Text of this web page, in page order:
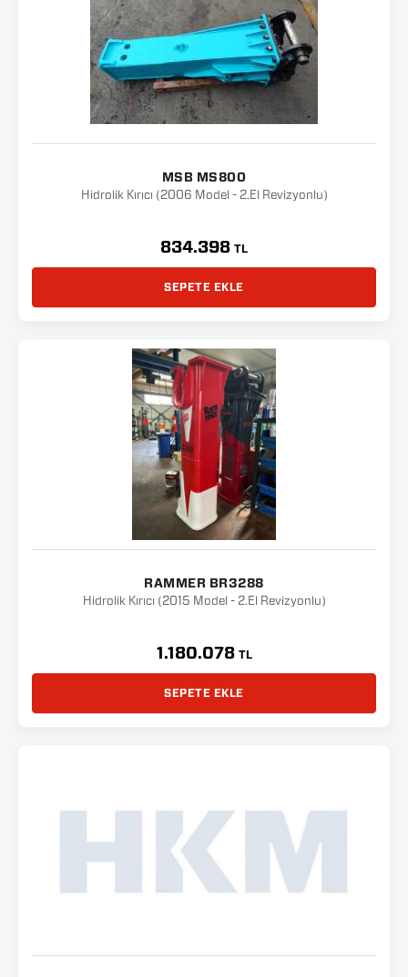
MSB MS800
Hidrolik Kırıcı (2006 Model - 2.El Revizyonlu)
834.398 TL
SEPETE EKLE
RAMMER BR3288
Hidrolik Kırıcı (2015 Model - 2.El Revizyonlu)
1.180.078 TL
SEPETE EKLE